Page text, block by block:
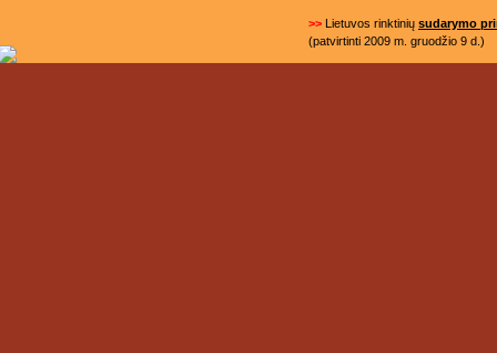
>> Lietuvos rinktinių sudarymo
(patvirtinti 2009 m. gruodžio 9 d.)